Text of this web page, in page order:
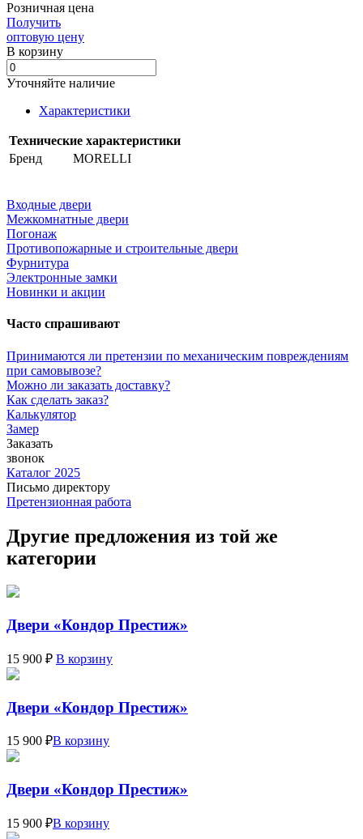
Розничная цена
Получить
оптовую цену
В корзинy
Уточняйте наличие
Характеристики
Технические характеристики
Бренд
MORELLI
Входные двери
Межкомнатные двери
Погонаж
Противопожарные и строительные двери
Фурнитура
Электронные замки
Новинки и акции
Часто спрашивают
Принимаются ли претензии по механическим повреждениям
при самовывозе?
Можно ли заказать доставку?
Как сделать заказ?
Калькулятор
Замер
Заказать
звонок
Каталог 2025
Письмо директору
Претензионная работа
Другие предложения из той же
категории
Двери «Кондор Престиж»
15 900 ₽ В корзину
Двери «Кондор Престиж»
15 900 ₽В корзину
Двери «Кондор Престиж»
15 900 ₽В корзину